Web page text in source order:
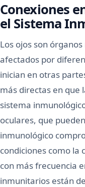
Conexiones
el Sistema
Los ojos son
afectados por
inician en otras
más directas en que
sistema
oculares, que
inmunológico
condiciones como la
con más frecuencia
inmunitarios están